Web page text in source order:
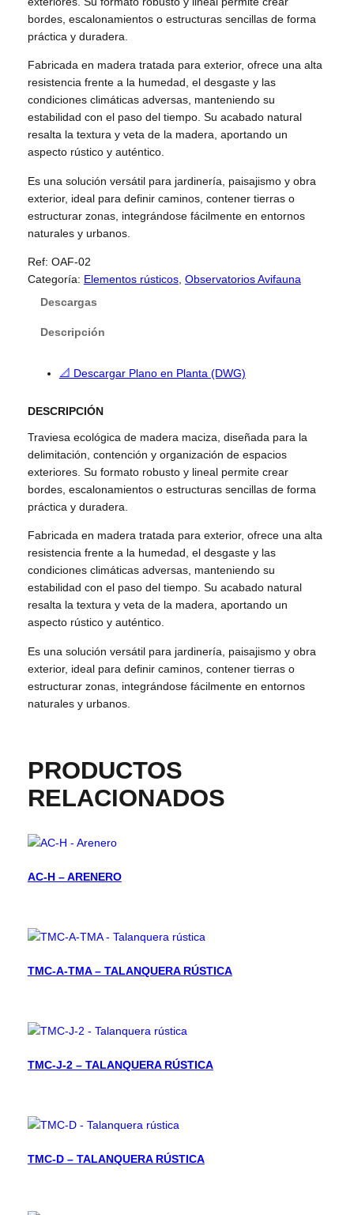
bordes, escalonamientos o estructuras sencillas de forma
práctica y duradera.
Fabricada en madera tratada para exterior, ofrece una alta
resistencia frente a la humedad, el desgaste y las
condiciones climáticas adversas, manteniendo su
estabilidad con el paso del tiempo. Su acabado natural
resalta la textura y veta de la madera, aportando un
aspecto rústico y auténtico.
Es una solución versátil para jardinería, paisajismo y obra
exterior, ideal para definir caminos, contener tierras o
estructurar zonas, integrándose fácilmente en entornos
naturales y urbanos.
Ref: OAF-02
Categoría: Elementos rústicos, Observatorios Avifauna
Descargas
Descripción
📐 Descargar Plano en Planta (DWG)
DESCRIPCIÓN
Traviesa ecológica de madera maciza, diseñada para la
delimitación, contención y organización de espacios
exteriores. Su formato robusto y lineal permite crear
bordes, escalonamientos o estructuras sencillas de forma
práctica y duradera.
Fabricada en madera tratada para exterior, ofrece una alta
resistencia frente a la humedad, el desgaste y las
condiciones climáticas adversas, manteniendo su
estabilidad con el paso del tiempo. Su acabado natural
resalta la textura y veta de la madera, aportando un
aspecto rústico y auténtico.
Es una solución versátil para jardinería, paisajismo y obra
exterior, ideal para definir caminos, contener tierras o
estructurar zonas, integrándose fácilmente en entornos
naturales y urbanos.
PRODUCTOS
RELACIONADOS
AC-H – ARENERO
TMC-A-TMA – TALANQUERA RÚSTICA
TMC-J-2 – TALANQUERA RÚSTICA
TMC-D – TALANQUERA RÚSTICA